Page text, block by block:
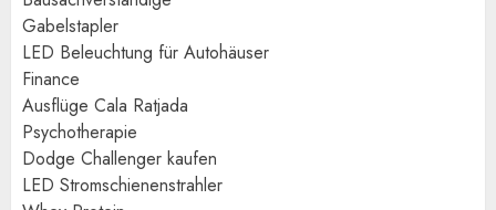
Gabelstapler
LED Beleuchtung für Autohäuser
Finance
Ausflüge Cala Ratjada
Psychotherapie
Dodge Challenger kaufen
LED Stromschienenstrahler